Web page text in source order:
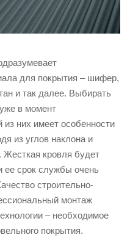
для покрытия – шифер,
и так далее. Выбирать
в момент
них имеет особенности
из углов наклона и
кровля будет
ее срок службы очень
строительно-
монтаж
– необходимое
покрытия.